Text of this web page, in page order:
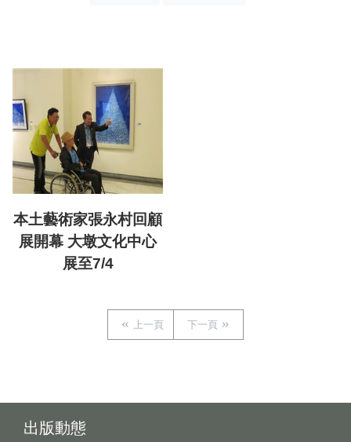
本土藝術家張永村回顧
展開幕 大墩文化中心
展至7/4
上一頁 下一頁
出版動態